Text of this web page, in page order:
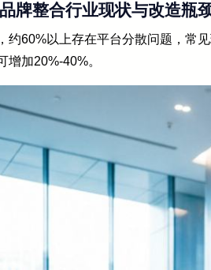
牌整合行业现状与改造瓶
约60%以上存在平台分散问题，常
增加20%-40%。